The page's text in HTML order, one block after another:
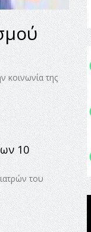
κοινωνία της
10
του